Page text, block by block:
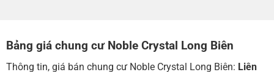
Bảng giá chung cư Noble Crystal Long Biên
Thông tin, giá bán chung cư Noble Crystal Long Biên: Liên